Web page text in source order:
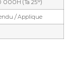
(Ta 25°)
/ Applique